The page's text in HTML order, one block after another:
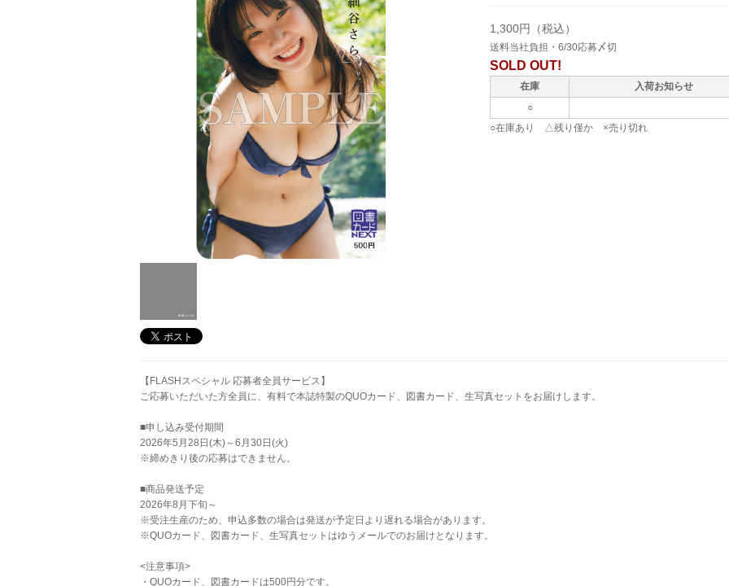
1,300円（税込）
送料当社負担・6/30応募〆切
SOLD OUT!
在庫
入荷お知らせ
○
○在庫あり △残り僅か ×売り切れ
【FLASHスペシャル 応募者全員サービス】
ご応募いただいた方全員に、有料で本誌特製のQUOカード、図書カード、生写真セットをお届けします。
■申し込み受付期間
2026年5月28日(木)～6月30日(火)
※締めきり後の応募はできません。
■商品発送予定
2026年8月下旬～
※受注生産のため、申込多数の場合は発送が予定日より遅れる場合があります。
※QUOカード、図書カード、生写真セットはゆうメールでのお届けとなります。
<注意事項>
・QUOカード、図書カードは500円分です。